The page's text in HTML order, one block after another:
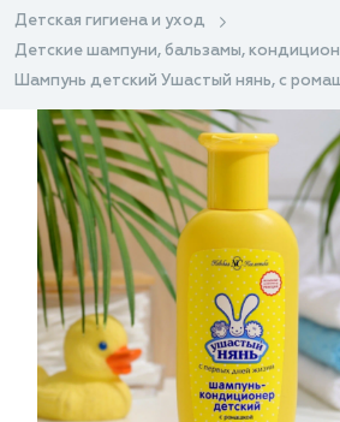
Детская гигиена и уход
Детские шампуни, бальзамы,
Шампунь детский Ушастый нянь, с